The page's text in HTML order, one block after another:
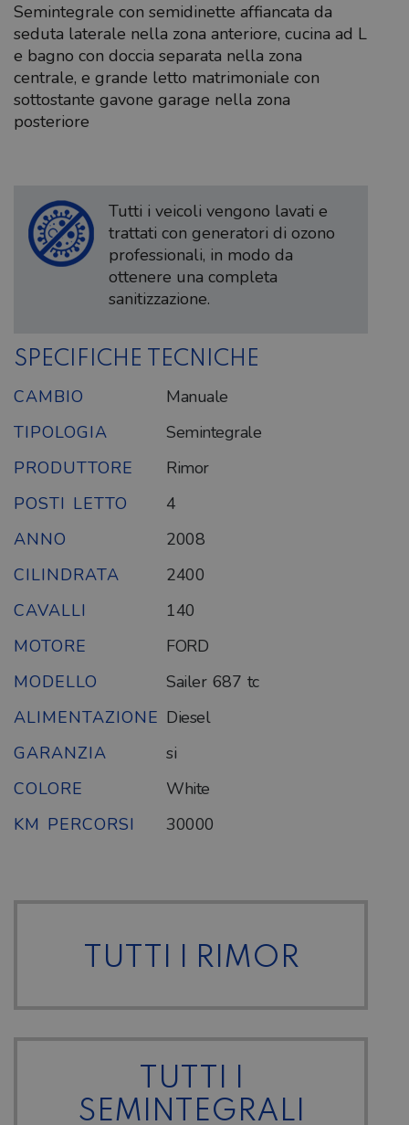
Semintegrale con semidinette affiancata da
seduta laterale nella zona anteriore, cucina ad L
e bagno con doccia separata nella zona
centrale, e grande letto matrimoniale con
sottostante gavone garage nella zona
posteriore
Tutti i veicoli vengono lavati e
trattati con generatori di ozono
professionali, in modo da
ottenere una completa
sanitizzazione.
SPECIFICHE TECNICHE
CAMBIO
Manuale
TIPOLOGIA
Semintegrale
PRODUTTORE
Rimor
POSTI LETTO
4
ANNO
2008
CILINDRATA
2400
CAVALLI
140
MOTORE
FORD
MODELLO
Sailer 687 tc
ALIMENTAZIONE Diesel
GARANZIA
si
COLORE
White
KM PERCORSI
30000
TUTTI I RIMOR
TUTTI I
SEMINTEGRALI